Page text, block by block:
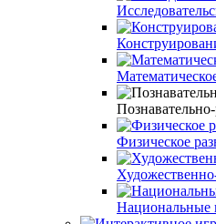
Физическое
Национальные